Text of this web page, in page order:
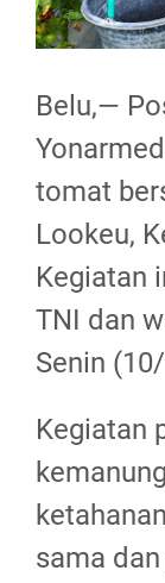
Belu,—
tomat
Lookeu,
Kegiatan
TNI dan
Senin
Kegiatan
sama